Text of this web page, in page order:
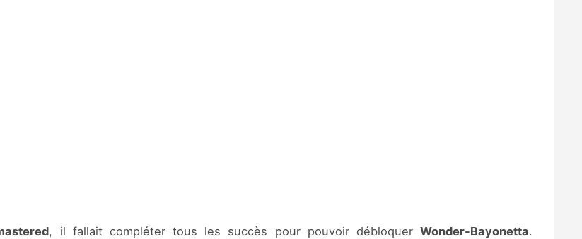
, il fallait compléter tous les succès pour pouvoir débloquerWonder-Bayonetta.